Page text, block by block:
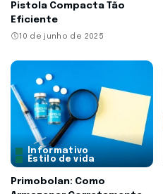
Pistola Compacta Tão
Eficiente
10 de junho de 2025
Informativo
Estilo de vida
Primobolan: Como